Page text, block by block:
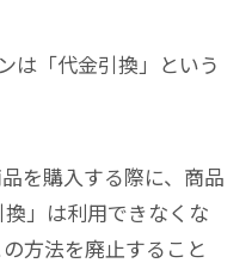
は「代金引換」という
を購入する際に、商品
」は利用できなくな
方法を廃止すること